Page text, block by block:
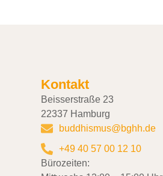
Kontakt
Beisserstraße 23
22337 Hamburg
buddhismus@bghh.de
+49 40 57 00 12 10
Bürozeiten: